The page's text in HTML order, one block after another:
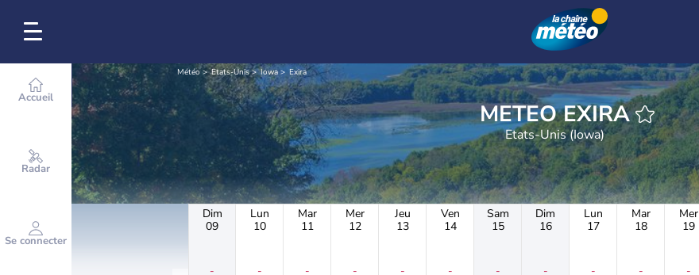
Accueil
Radar
Se connecter
Météo Etats-Unis Iowa Exira
METEO EXIRA
Etats-Unis (Iowa)
Dim
09
-
Lun
10
-
Mar
11
-
Mer
12
-
Jeu
13
-
Ven
14
-
Sam
15
-
Dim
16
-
Lun
17
-
Mar
18
-
Mer
19
-